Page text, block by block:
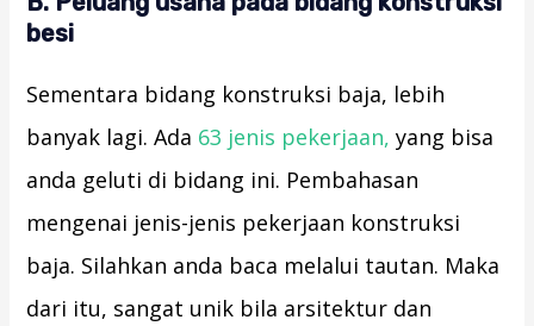
besi
Sementara bidang konstruksi baja, lebih
banyak lagi. Ada 63 jenis pekerjaan, yang bisa
anda geluti di bidang ini. Pembahasan
mengenai jenis-jenis pekerjaan konstruksi
baja. Silahkan anda baca melalui tautan. Maka
dari itu, sangat unik bila arsitektur dan